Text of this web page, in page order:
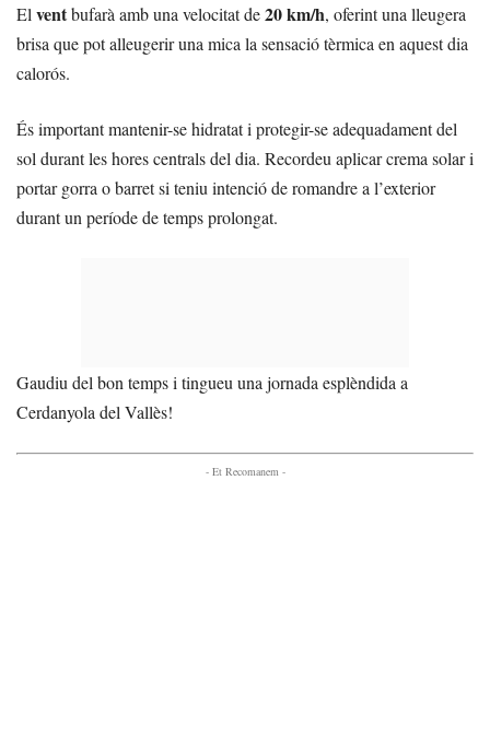
Elventbufarà amb una velocitat de20 km/h, oferint una lleugera
brisa que pot alleugerir una mica la sensació tèrmica en aquest dia
calorós.
És important mantenir-se hidratat i protegir-se adequadament del
sol durant les hores centrals del dia. Recordeu aplicar crema solar i
portar gorra o barret si teniu intenció de romandre a l’exterior
durant un període de temps prolongat.
Gaudiu del bon temps i tingueu una jornada esplèndida a
Cerdanyola del Vallès!
- Et Recomanem -